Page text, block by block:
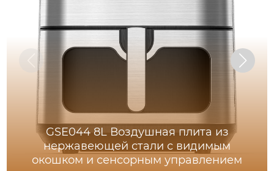
GSE044 8L Воздушная плита из
нержавеющей стали с видимым
окошком и сенсорным управлением